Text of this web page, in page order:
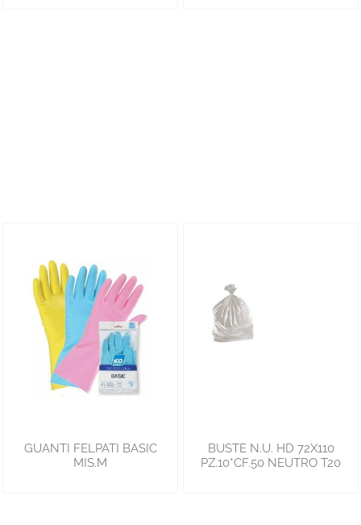
GUANTI FELPATI BASIC
MIS.M
BUSTE N.U. HD 72X110
PZ.10*CF.50 NEUTRO T20